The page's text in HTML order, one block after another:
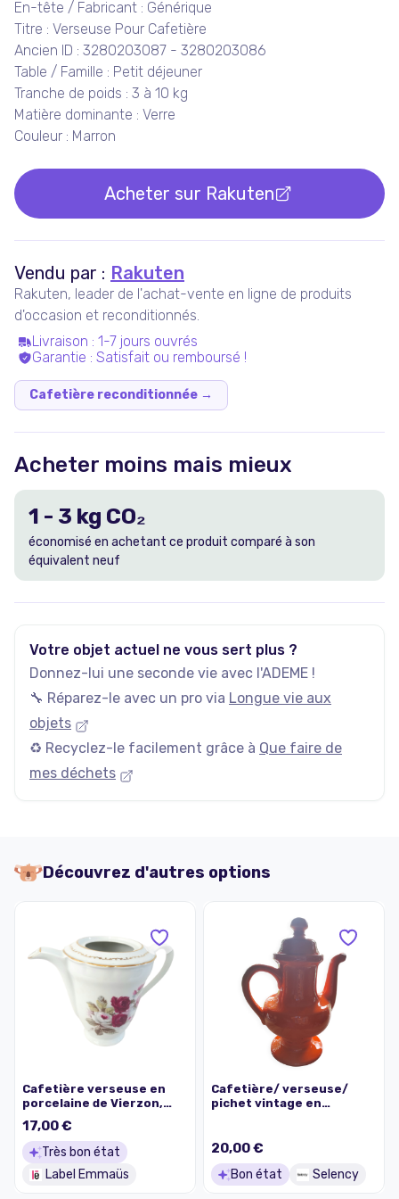
En-tête / Fabricant : Générique
Titre : Verseuse Pour Cafetière
Ancien ID : 3280203087 - 3280203086
Table / Famille : Petit déjeuner
Tranche de poids : 3 à 10 kg
Matière dominante : Verre
Couleur : Marron
Acheter sur Rakuten
Vendu par : Rakuten
Rakuten, leader de l'achat-vente en ligne de produits
d'occasion et reconditionnés.
Livraison : 1-7 jours ouvrés
Garantie : Satisfait ou remboursé !
Cafetière reconditionnée →
Acheter moins mais mieux
1 - 3 kg CO₂
économisé en achetant ce produit comparé à son
équivalent neuf
Votre objet actuel ne vous sert plus ?
Donnez-lui une seconde vie avec l'ADEME !
🔧 Réparez-le avec un pro via Longue vie aux
objets
♻️ Recyclez-le facilement grâce à Que faire de
mes déchets
Découvrez d'autres options
Cafetière verseuse en
porcelaine de Vierzon,
estampillée CG
17,00 €
Très bon état
Label Emmaüs
Cafetière/ verseuse/
pichet vintage en
20,00 €
Bon état Selency